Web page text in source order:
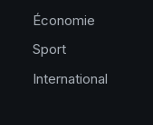
Économie
Sport
International